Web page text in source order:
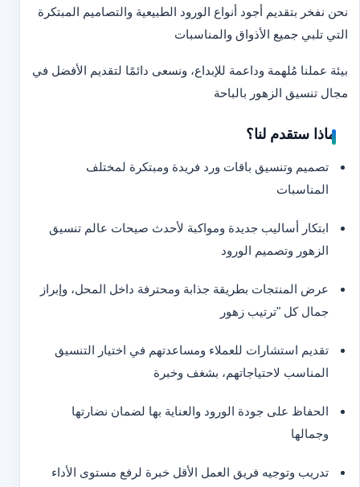
نحن نفخر بتقديم أجود أنواع الورود الطبيعية والتصاميم المبتكرة
التي تلبي جميع الأذواق والمناسبات
بيئة عملنا مُلهمة وداعمة للإبداع، ونسعى دائمًا لتقديم الأفضل في
مجال تنسيق الزهور بالباحة
ماذا ستقدم لنا؟
تصميم وتنسيق باقات ورد فريدة ومبتكرة لمختلف
المناسبات
ابتكار أساليب جديدة ومواكبة لأحدث صيحات عالم تنسيق
الزهور وتصميم الورود
عرض المنتجات بطريقة جذابة ومحترفة داخل المحل، وإبراز
جمال كل "ترتيب زهور
تقديم استشارات للعملاء ومساعدتهم في اختيار التنسيق
المناسب لاحتياجاتهم، بشغف وخبرة
الحفاظ على جودة الورود والعناية بها لضمان نضارتها
وجمالها
تدريب وتوجيه فريق العمل الأقل خبرة لرفع مستوى الأداء